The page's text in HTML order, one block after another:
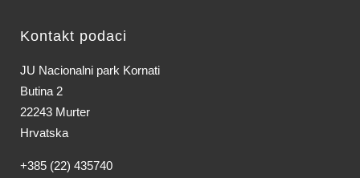
Kontakt podaci
JU Nacionalni park Kornati
Butina 2
22243 Murter
Hrvatska
+385 (22) 435740